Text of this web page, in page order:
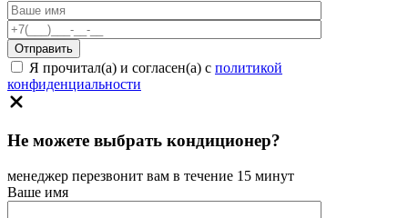
Я прочитал(а) и согласен(а) с политикой
конфиденциальности
Не можете выбрать кондиционер?
менеджер перезвонит вам в течение 15 минут
Ваше имя